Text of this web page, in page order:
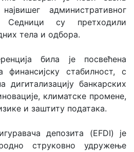
административног
Седници су претходили
тела и одбора.
била је посвећена
стабилност, с
дигитализацију банкарских
климатске промене,
и заштиту података.
депозита (EFDI) је
струковно удружење